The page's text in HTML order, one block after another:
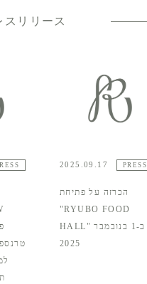
リリース
2025.09.17 PRESS
הכרזה על פתיחת
"RYUBO FOOD
HALL" ב-1 בנובמבר
2025